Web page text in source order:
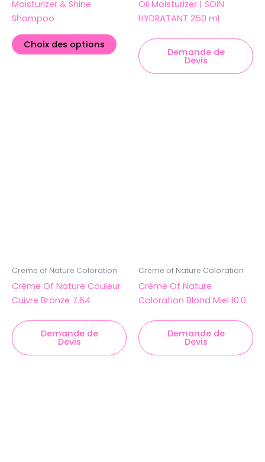
Moisturizer & Shine
Shampoo
Choix des options
Oil Moisturizer | SOIN
HYDRATANT 250 ml
Demande de
Devis
Creme of Nature Coloration
Crème Of Nature Couleur
Cuivre Bronze 7.64
Demande de
Devis
Creme of Nature Coloration
Crème Of Nature
Coloration Blond Miel 10.0
Demande de
Devis